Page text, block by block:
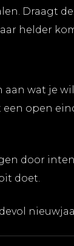
Draagt
helder
wat je
een open
door
doet.